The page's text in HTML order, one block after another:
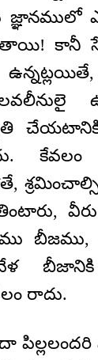
జ్ఞానములో
కానీ
శ్రమించాల్సి
రాదు.